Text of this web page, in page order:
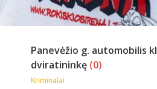
Panevėžio g. automobilis
dviratininkę (0)
Kriminalai